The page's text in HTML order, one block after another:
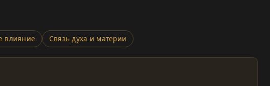
влияние Связь духа и материи